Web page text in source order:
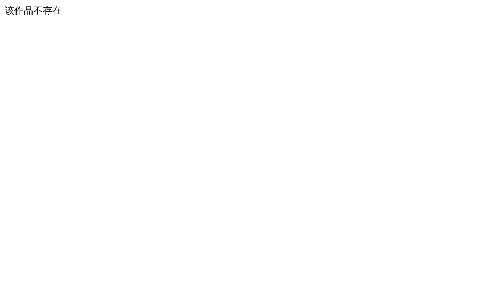
该作品不存在